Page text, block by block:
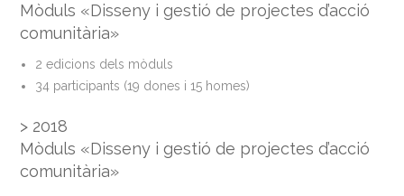
Mòduls «Disseny i gestió de projectes d’acció
comunitària»
2 edicions dels mòduls
34 participants (19 dones i 15 homes)
> 2018
Mòduls «Disseny i gestió de projectes d’acció
comunitària»